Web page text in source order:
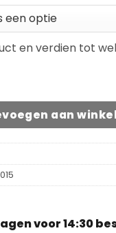
en verdien tot wel
Hout #6100
aan
voor 14:30